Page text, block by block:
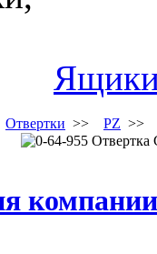
Отвертки >> PZ